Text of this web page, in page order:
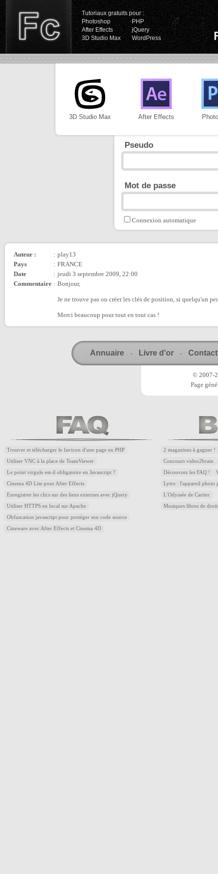
Tutoriaux gratuits pour :
Photoshop
PHP
After Effects
jQuery
3D Studio Max
WordPress
3D Studio Max After Effects
Pseudo
Mot de passe
Connexion automatique
Auteur : : play13
Pays
: FRANCE
Date
: jeudi 3 septembre 2009, 22:00
Commentaire : Bonjour,
Je ne trouve pas ou créer les clés de position, si quelqu'un
Merci beaucoup pour tout en tout cas !
Annuaire - Livre d'or - Contact
© 2007-
Page
Trouver et télécharger le favicon d'une page en PHP
Utiliser VNC à la place de TeamViewer
Le point virgule est-il obligatoire en Javascript ?
Cinema 4D Lite pour After Effects
Enregistrer les clics sur des liens externes avec jQuery
Utiliser HTTPS en local sur Apache
Obfuscation javascript pour protéger son code source
Cineware avec After Effects et Cinema 4D
2 magazines à gagner !
Concours video2brain
Découvrez les FAQ !
Lytro : l'appareil photo
L'Odyssée de Cartier
Musiques libres de